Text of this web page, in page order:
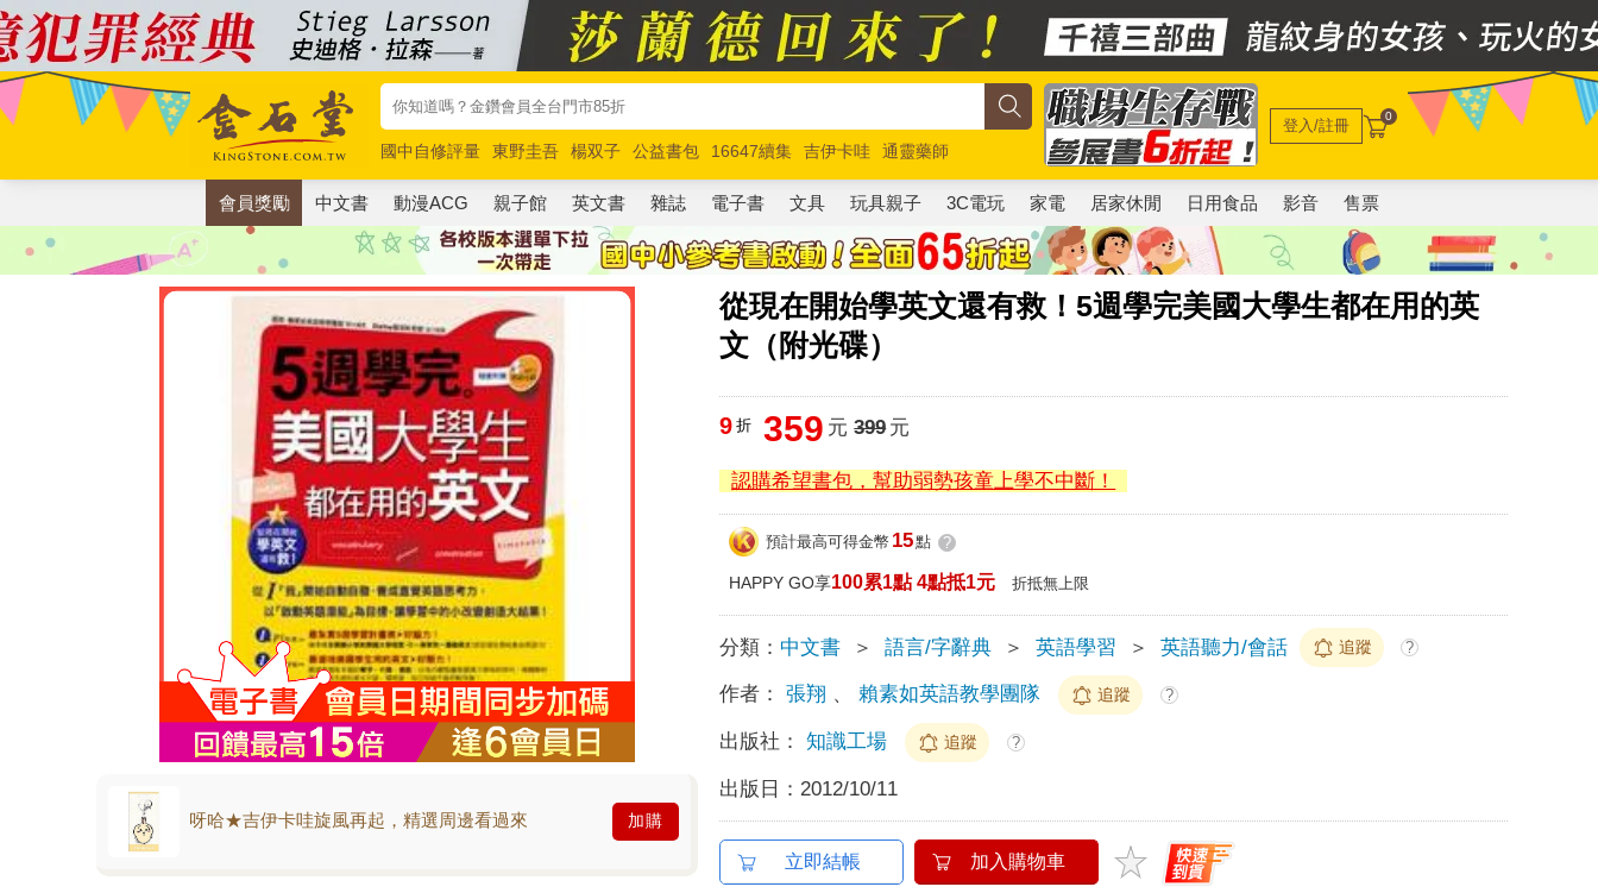
國中自修評量 東野圭吾 楊双子 公益書包 16647續集 吉伊卡哇
通靈藥師
唯紅花綻放
奧德賽 路邊攤新作 馬斯克 玩具總動員5 超慢跑
登入/註冊 0
會員獎勵 中文書 動漫ACG 親子館 英文書 雜誌 電子書 文具 玩具親子 3C電玩 家電 居家休閒 日用食品 影音 售票
從現在開始學英文還有救！5週學完美國大學生都在用的英
文（附光碟）
呀哈★吉伊卡哇旋風再起，精選周邊看過來 加購
9 折 359 元 399元
認購希望書包，幫助弱勢孩童上學不中斷！
預計最高可得金幣 15點 ?
HAPPY GO享100累1點 4點抵1元 折抵無上限
分類： 中文書 ＞ 語言/字辭典 ＞ 英語學習 ＞ 英語聽力/會話 追蹤 ?
作者： 張翔 、 賴素如英語教學團隊 追蹤 ?
出版社： 知識工場 追蹤 ?
出版日： 2012/10/11
立即結帳 加入購物車